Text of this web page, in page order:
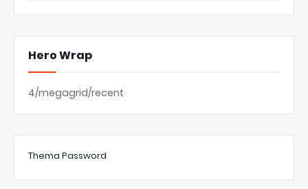
Hero Wrap
4/megagrid/recent
Thema Password